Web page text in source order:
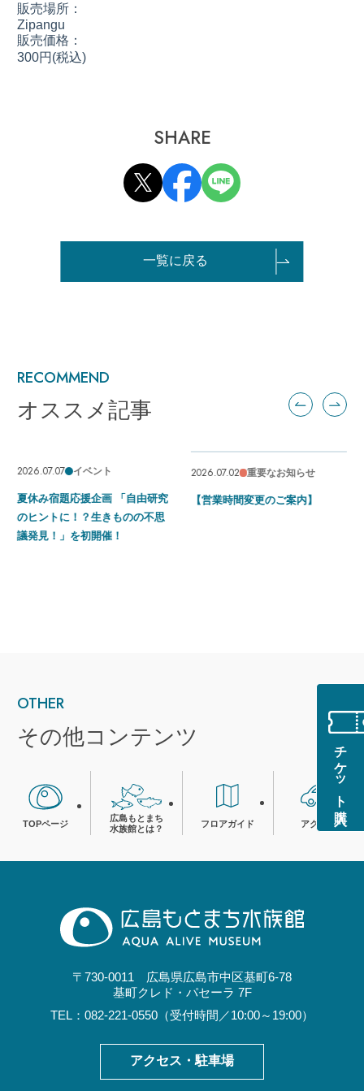
販売場所：
Zipangu
販売価格：
300円(税込)
SHARE
一覧に戻る
RECOMMEND
オススメ記事
2026.07.07 イベント
夏休み宿題応援企画 「自由研究
のヒントに！？生きものの不思
議発見！」を初開催！
2026.07.02 重要なお知らせ
【営業時間変更のご案内】
OTHER
その他コンテンツ
TOPページ
広島もとまち
水族館とは？
フロアガイド アクセス
〒730-0011 広島県広島市中区基町6-78
基町クレド・パセーラ 7F
TEL：082-221-0550（受付時間／10:00～19:00）
アクセス・駐車場
チケット購入